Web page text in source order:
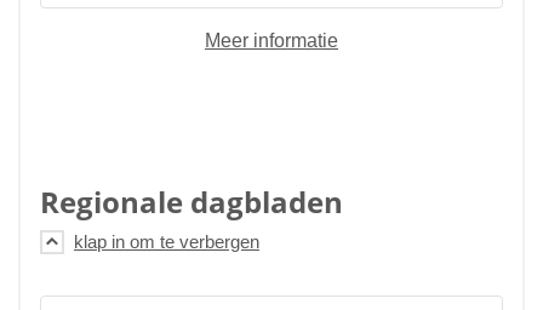
Meer informatie
Regionale dagbladen